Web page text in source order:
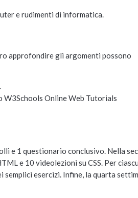
e rudimenti di informatica.
approfondire gli argomenti possono
W3Schools Online Web Tutorials
e 1 questionario conclusivo. Nella
e 10 videolezioni su CSS. Per
esercizi. Infine, la quarta